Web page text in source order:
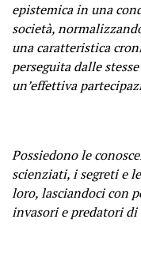
epistemica in una
società,
una caratteristica
perseguita dalle
un’effettiva
Possiedono le
scienziati, i segreti e
loro, lasciandoci con
invasori e predatori di